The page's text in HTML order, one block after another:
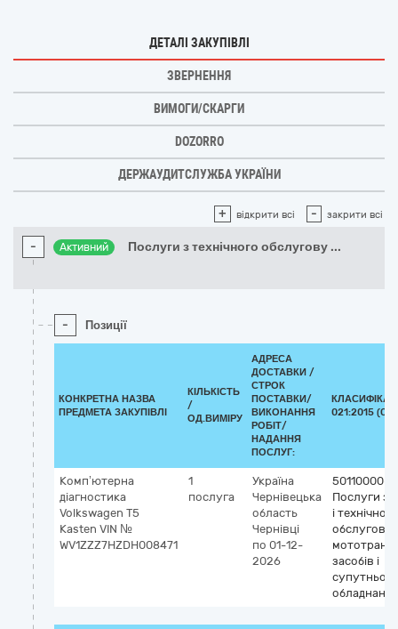
ДЕТАЛІ ЗАКУПІВЛІ
ЗВЕРНЕННЯ
ВИМОГИ/СКАРГИ
DOZORRO
ДЕРЖАУДИТСЛУЖБА УКРАЇНИ
+ відкрити всі - закрити всі
- Активний Послуги з технічного обслугову ...
- Позиції
КОНКРЕТНА НАЗВА
ПРЕДМЕТА ЗАКУПІВЛІ
КІЛЬКІСТЬ
/
ОД.ВИМІРУ
АДРЕСА
ДОСТАВКИ /
СТРОК
ПОСТАВКИ/
ВИКОНАННЯ
РОБІТ/
НАДАННЯ
ПОСЛУГ:
021:2015
Комп’ютерна
діагностика
Volkswagen T5
Kasten VIN №
WV1ZZZ7HZDH008471
1
послуга
Україна
Чернівецька
область
Чернівці
по 01-12-
2026
50110000-9
Послуги з
і технічного
засобів і
супутнього
обладнання